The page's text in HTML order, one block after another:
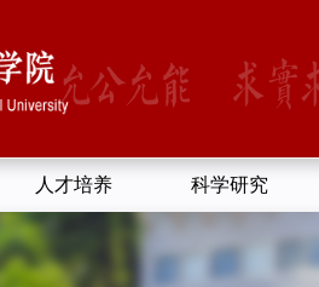
人才培养 科学研究